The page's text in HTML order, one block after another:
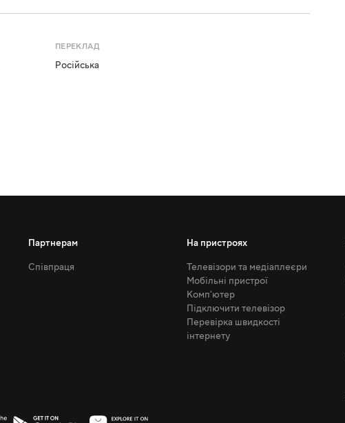
ПЕРЕКЛАД
Російська
Партнерам
Співпраця
На пристроях
Телевізори та медіаплеєри
Мобільні пристрої
Комп'ютер
Підключити телевізор
Перевірка швидкості
інтернету